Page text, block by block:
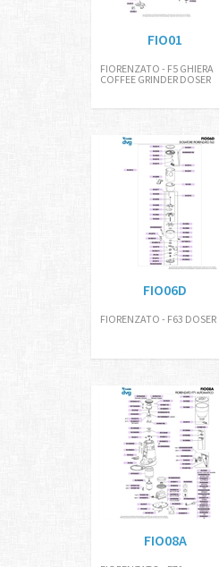
FIO01
FIORENZATO - F5 GHIERA
COFFEE GRINDER DOSER
FIO06D
FIORENZATO - F63 DOSER
FIO08A